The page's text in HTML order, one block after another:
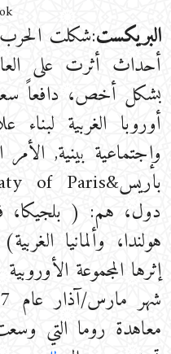
البريكست:شكلت الحرب
أحداث أثرت على
بشكل أخص، دافعاً
أوروبا الغربية
وإجتماعية بينية,
دول، هم: ( بلجيكا،
معاهدة روما التي